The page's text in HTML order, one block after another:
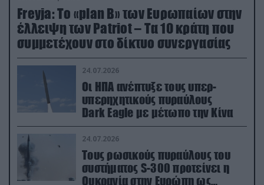
Freyja: Το «plan Β» των Ευρωπαίων στην
έλλειψη των Patriot – Τα 10 κράτη που
συμμετέχουν στο δίκτυο συνεργασίας
24.07.2026
Οι ΗΠΑ ανέπτυξε τους υπερ-
υπερηχητικούς πυραύλους
Dark Eagle με μέτωπο την Κίνα
24.07.2026
Τους ρωσικούς πυραύλους του
συστήματος S-300 προτείνει η
Ουκρανία στην Ευρώπη ως